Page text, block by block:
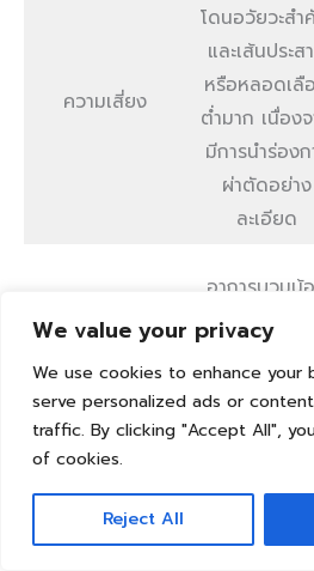
We value your privacy
We use cookies to enhance your
serve personalized ads or
traffic. By clicking "Accept All",
of cookies.
Reject All
ความเสี่ยง
โดนอวัยวะส
และเส้นประส
หรือหลอดเลื
ต่ำมาก เนื่อง
มีการนำร่องก
ผ่าตัดอย่าง
ละเอียด
อาการบวม และ
อาการบวมน้
และฟักฟื้นไวกว่
ธรรมดา
การทำงานของ เทคโนโลยี